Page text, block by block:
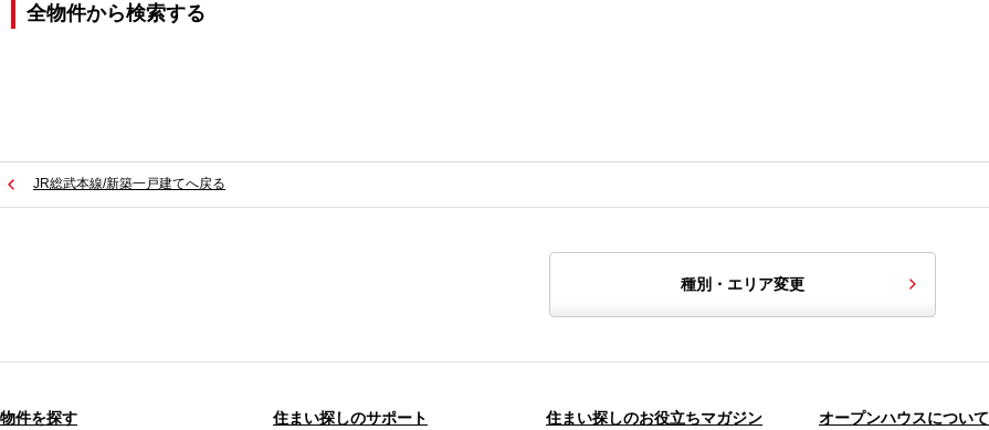
全物件から検索する
JR総武本線/新築一戸建てへ戻る
種別・エリア変更
物件を探す 住まい探しのサポート 住まい探しのお役立ちマガジン オープンハウスについて